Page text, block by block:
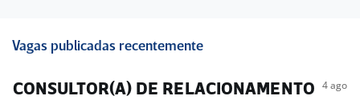
Vagas publicadas recentemente
CONSULTOR(A) DE RELACIONAMENTO 4 ago